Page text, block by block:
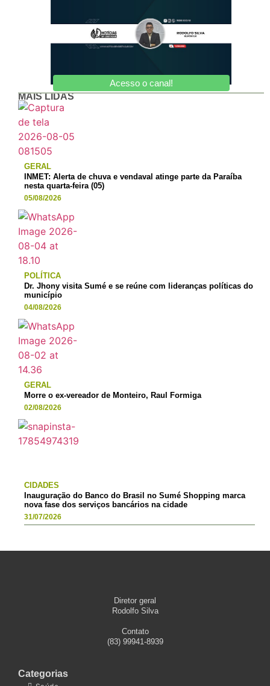
Acesso o canal!
MAIS LIDAS
GERAL
INMET: Alerta de chuva e vendaval atinge parte da Paraíba
nesta quarta-feira (05)
05/08/2026
POLÍTICA
Dr. Jhony visita Sumé e se reúne com lideranças políticas do
município
04/08/2026
GERAL
Morre o ex-vereador de Monteiro, Raul Formiga
02/08/2026
CIDADES
Inauguração do Banco do Brasil no Sumé Shopping marca
nova fase dos serviços bancários na cidade
31/07/2026
Diretor geral
Rodolfo Silva
Contato
(83) 99941-8939
Categorias